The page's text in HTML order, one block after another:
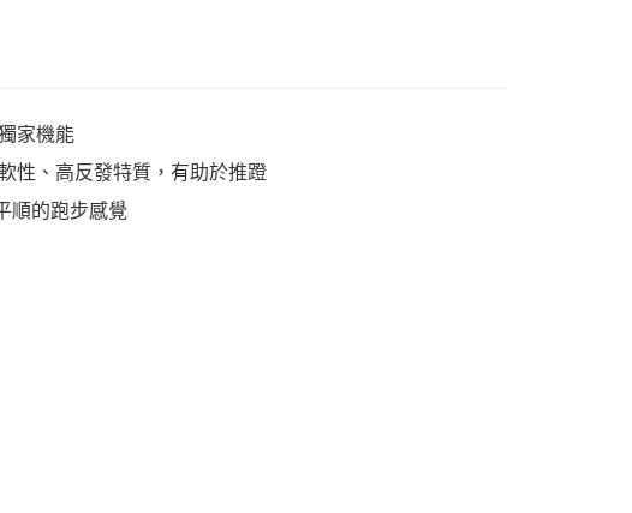
家機能
性、高反發特質，有助於推蹬
順的跑步感覺